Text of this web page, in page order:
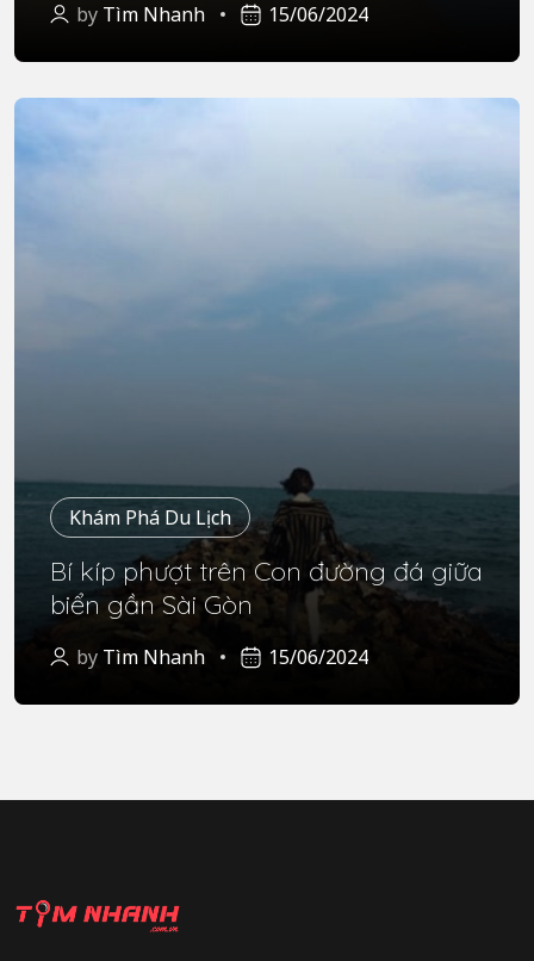
by Tìm Nhanh 15/06/2024
Khám Phá Du Lịch
Bí kíp phượt trên Con đường đá giữa
biển gần Sài Gòn
by Tìm Nhanh 15/06/2024